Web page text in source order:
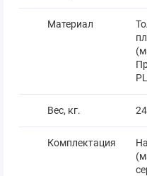
Материал
Вес, кг.
Комплектация